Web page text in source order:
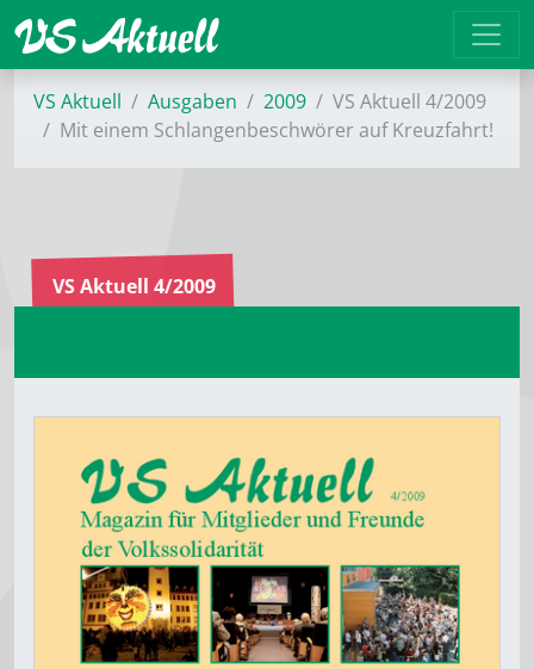
VS Aktuell Ausgaben 2009
VS Aktuell 4/2009
Mit einem Schlangenbeschwörer auf Kreuzfahrt!
VS Aktuell 4/2009